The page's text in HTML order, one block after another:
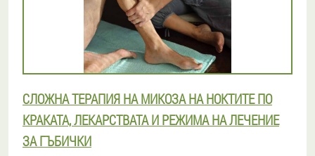
СЛОЖНА ТЕРАПИЯ НА МИКОЗА НА НОКТИТЕ ПО
КРАКАТА, ЛЕКАРСТВАТА И РЕЖИМА НА ЛЕЧЕНИЕ
ЗА ГЪБИЧКИ